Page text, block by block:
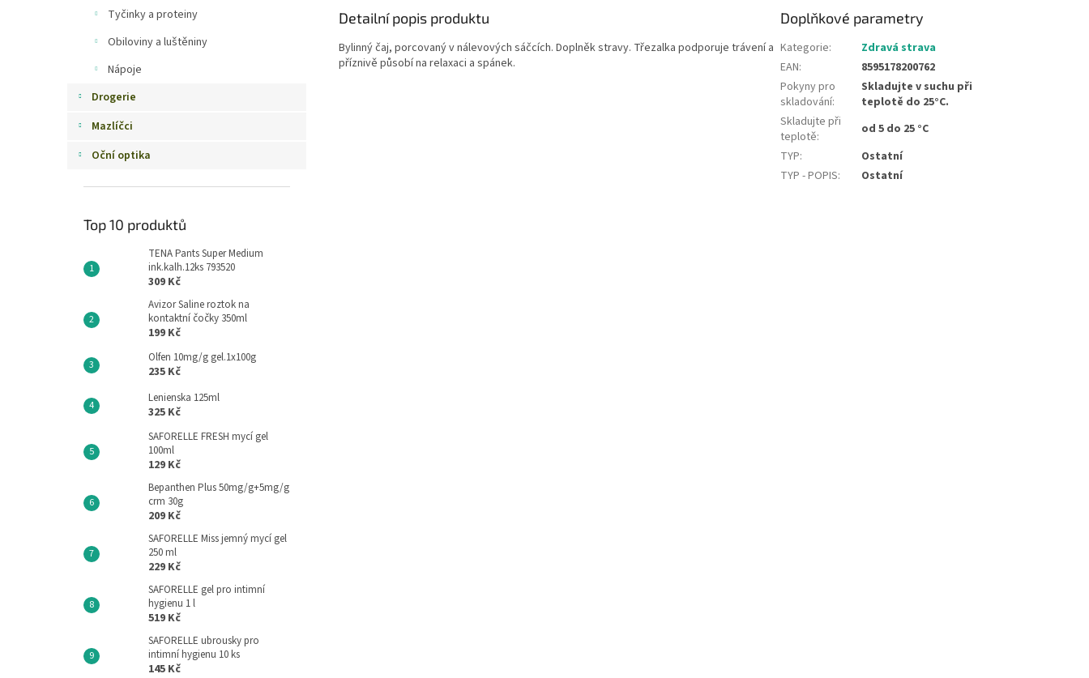
Tyčinky a proteiny
Obiloviny a luštěniny
Nápoje
Drogerie
Mazlíčci
Oční optika
Top 10 produktů
TENA Pants Super Medium
ink.kalh.12ks 793520
309 Kč
Avizor Saline roztok na
kontaktní čočky 350ml
199 Kč
Olfen 10mg/g gel.1x100g
235 Kč
Lenienska 125ml
325 Kč
SAFORELLE FRESH mycí gel
100ml
129 Kč
Bepanthen Plus 50mg/g+5mg/g
crm 30g
209 Kč
SAFORELLE Miss jemný mycí gel
250 ml
229 Kč
SAFORELLE gel pro intimní
hygienu 1 l
519 Kč
SAFORELLE ubrousky pro
intimní hygienu 10 ks
145 Kč
Detailní popis produktu
Bylinný čaj, porcovaný v nálevových sáčcích. Doplněk stravy. Třezalka podporuje trávení a
příznivě působí na relaxaci a spánek.
Doplňkové parametry
Kategorie:
Zdravá strava
EAN:
8595178200762
Pokyny pro
skladování:
Skladujte v suchu při
teplotě do 25°C.
Skladujte při
teplotě:
od 5 do 25 °C
TYP:
Ostatní
TYP - POPIS: Ostatní